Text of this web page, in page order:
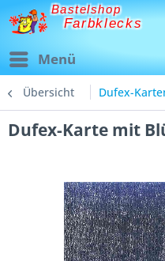
Bastelshop
Farbklecks
Menü
Übersicht Dufex-
Dufex-Karte mit